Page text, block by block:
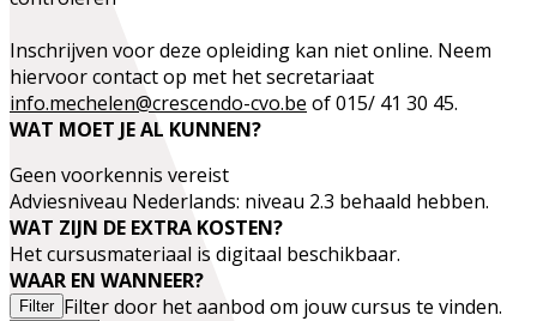
Inschrijven voor deze opleiding kan niet online. Neem
hiervoor contact op met het secretariaat
info.mechelen@crescendo-cvo.be of 015/ 41 30 45.
WAT MOET JE AL KUNNEN?
Geen voorkennis vereist
Adviesniveau Nederlands: niveau 2.3 behaald hebben.
WAT ZIJN DE EXTRA KOSTEN?
Het cursusmateriaal is digitaal beschikbaar.
WAAR EN WANNEER?
Filter Filter door het aanbod om jouw cursus te vinden.